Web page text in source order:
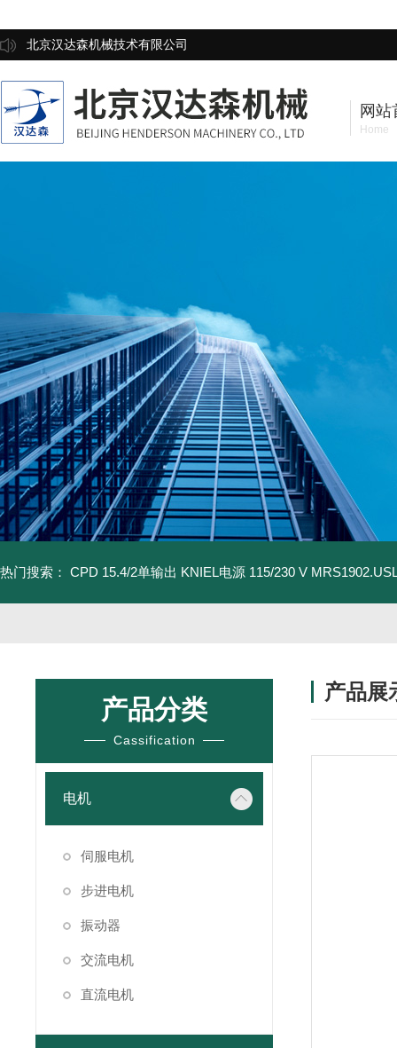
北京汉达森机械技术有限公司
网站
Home
热门搜索： CPD 15.4/2单输出 KNIEL电源 115/230 V
产品分类
Cassification
电机
伺服电机
步进电机
振动器
交流电机
直流电机
产品展